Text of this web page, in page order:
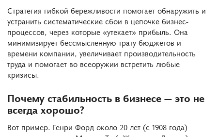
Стратегия гибкой бережливости помогает обнаружить и
устранить систематические сбои в цепочке бизнес-
процессов, через которые «утекает» прибыль. Она
минимизирует бессмысленную трату бюджетов и
времени компании, увеличивает производительность
труда и помогает во всеоружии встретить любые
кризисы.
Почему стабильность в бизнесе — это не
всегда хорошо?
Вот пример. Генри Форд около 20 лет (с 1908 года)